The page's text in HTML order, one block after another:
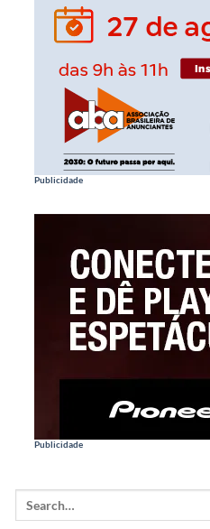
Publicidade
Publicidade